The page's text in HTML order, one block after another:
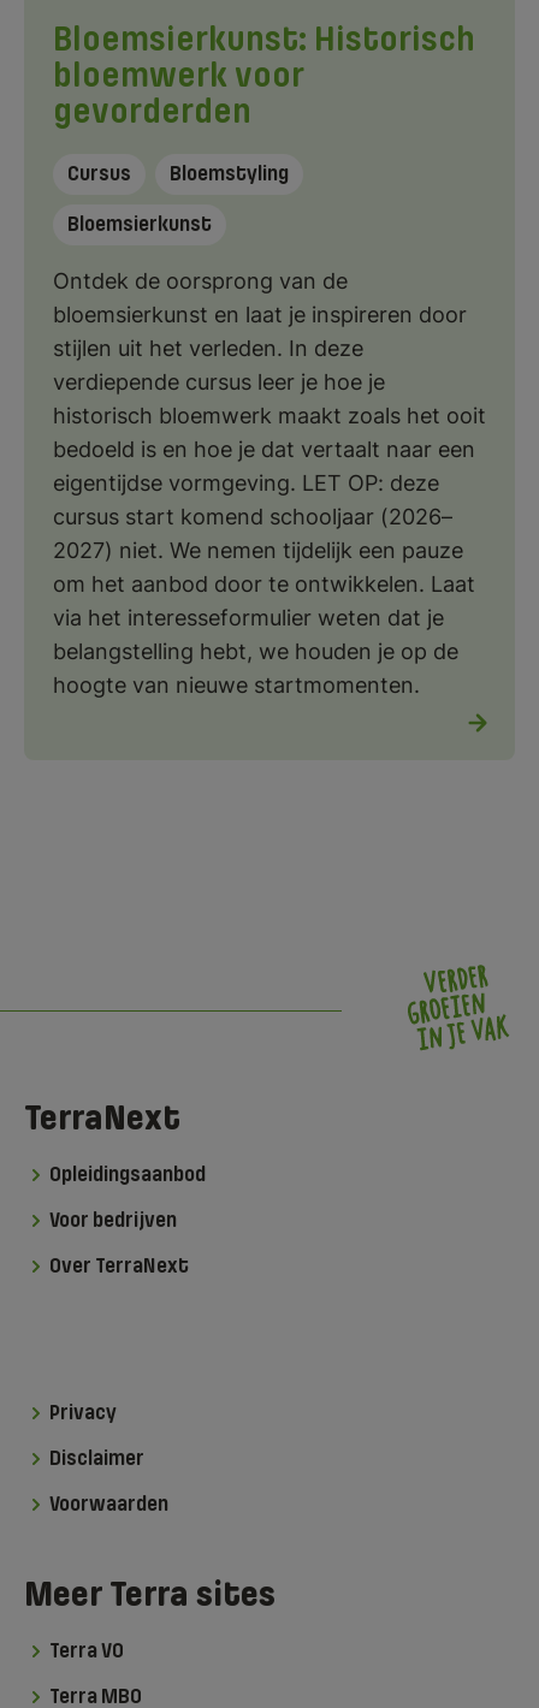
Bloemsierkunst: Historisch
bloemwerk voor
gevorderden
Cursus Bloemstyling
Bloemsierkunst
Ontdek de oorsprong van de
bloemsierkunst en laat je inspireren door
stijlen uit het verleden. In deze
verdiepende cursus leer je hoe je
historisch bloemwerk maakt zoals het ooit
bedoeld is en hoe je dat vertaalt naar een
eigentijdse vormgeving. LET OP: deze
cursus start komend schooljaar (2026–
2027) niet. We nemen tijdelijk een pauze
om het aanbod door te ontwikkelen. Laat
via het interesseformulier weten dat je
belangstelling hebt, we houden je op de
hoogte van nieuwe startmomenten.
TerraNext
Opleidingsaanbod
Voor bedrijven
Over TerraNext
Privacy
Disclaimer
Voorwaarden
Meer Terra sites
Terra VO
Terra MBO